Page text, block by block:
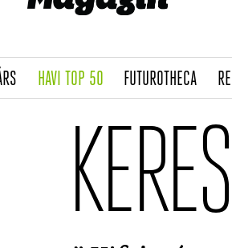
(CURRENT)
HAVI TOP 50(CURRENT)
FUTUROTHECA